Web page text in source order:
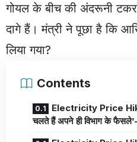
गोयल के बीच की अंदरूनी
दागे हैं। मंत्री ने पूछा है कि
लिया गया?
Contents
Electricity Price
चलते हैं अपने ही विभाग के